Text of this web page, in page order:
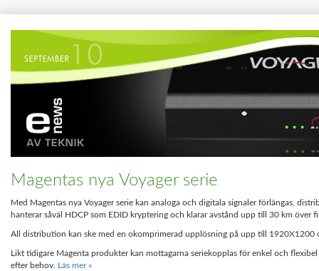
Magentas nya Voyager serie
Med Magentas nya Voyager serie kan analoga och digitala signaler förlängas,
hanterar såväl HDCP som EDID kryptering och klarar avstånd upp till 30 km över
All distribution kan ske med en okomprimerad upplösning på upp till 1920X1200
Likt tidigare Magenta produkter kan mottagarna seriekopplas för enkel och
efter behov. Läs mer »